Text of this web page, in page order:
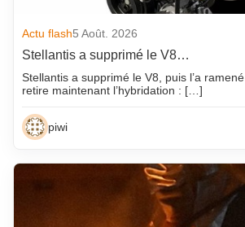
Actu flash5 Août. 2026
Stellantis a supprimé le V8…
Stellantis a supprimé le V8, puis l’a
retire maintenant l’hybridation : […]
piwi